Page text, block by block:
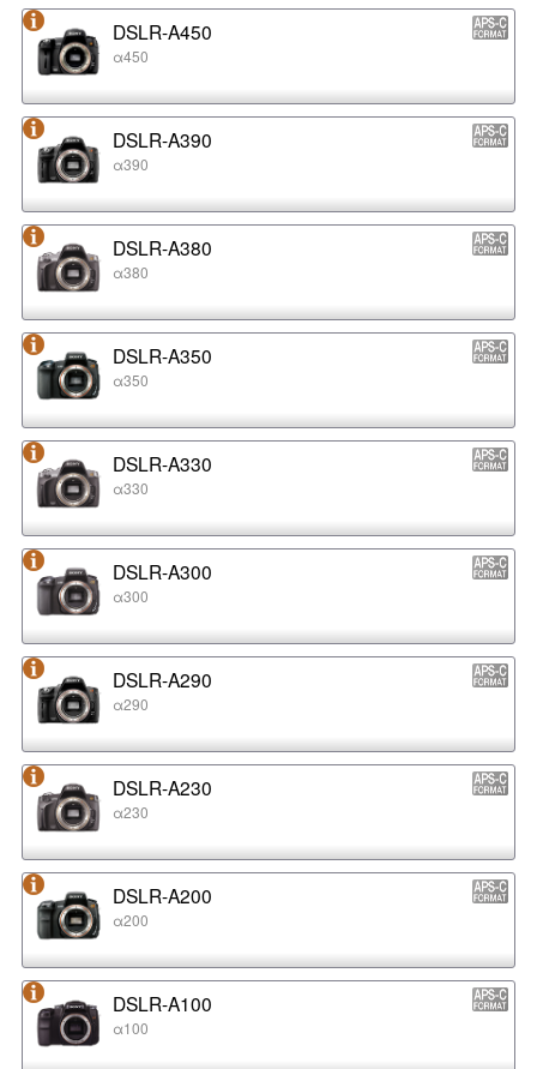
DSLR-A450
α450
DSLR-A390
α390
DSLR-A380
α380
DSLR-A350
α350
DSLR-A330
α330
DSLR-A300
α300
DSLR-A290
α290
DSLR-A230
α230
DSLR-A200
α200
DSLR-A100
α100